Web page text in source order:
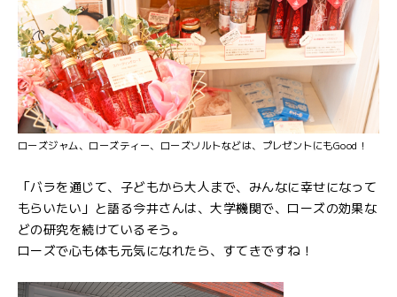
ローズジャム、ローズティー、ローズソルトなどは、プレゼントにもGood！
「バラを通じて、子どもから大人まで、みんなに幸せになって
もらいたい」と語る今井さんは、大学機関で、ローズの効果な
どの研究を続けているそう。
ローズで心も体も元気になれたら、すてきですね！